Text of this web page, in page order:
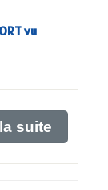
vu
suite